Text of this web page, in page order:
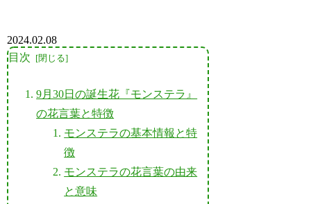
2024.02.08
目次
9月30日の誕生花『モンステラ』
の花言葉と特徴
モンステラの基本情報と特
徴
モンステラの花言葉の由来
と意味